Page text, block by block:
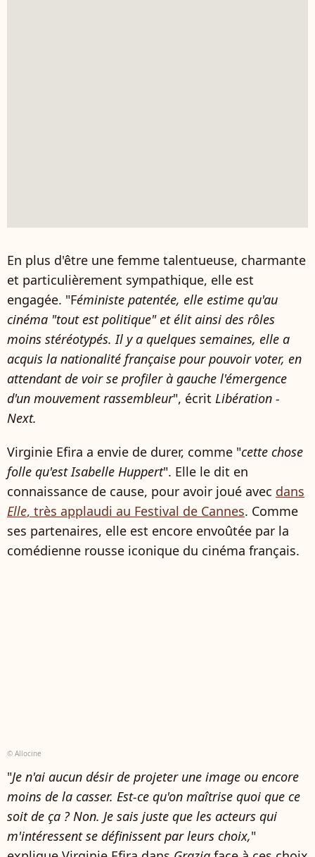
En plus d'être une femme talentueuse, charmante
et particulièrement sympathique, elle est
engagée. "Féministe patentée, elle estime qu'au
cinéma "tout est politique" et élit ainsi des rôles
moins stéréotypés. Il y a quelques semaines, elle a
acquis la nationalité française pour pouvoir voter, en
attendant de voir se profiler à gauche l'émergence
d'un mouvement rassembleur", écrit Libération -
Next.
Virginie Efira a envie de durer, comme "cette chose
folle qu'est Isabelle Huppert". Elle le dit en
connaissance de cause, pour avoir joué avec dans
Elle, très applaudi au Festival de Cannes. Comme
ses partenaires, elle est encore envoûtée par la
comédienne rousse iconique du cinéma français.
© Allocine
"Je n'ai aucun désir de projeter une image ou encore
moins de la casser. Est-ce qu'on maîtrise quoi que ce
soit de ça ? Non. Je sais juste que les acteurs qui
m'intéressent se définissent par leurs choix,"